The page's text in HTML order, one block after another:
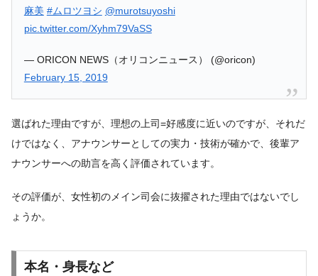
麻美 #ムロツヨシ @murotsuyoshi
pic.twitter.com/Xyhm79VaSS
— ORICON NEWS（オリコンニュース） (@oricon)
February 15, 2019
選ばれた理由ですが、理想の上司=好感度に近いのですが、それだ
けではなく、アナウンサーとしての実力・技術が確かで、後輩ア
ナウンサーへの助言を高く評価されています。
その評価が、女性初のメイン司会に抜擢された理由ではないでし
ょうか。
本名・身長など